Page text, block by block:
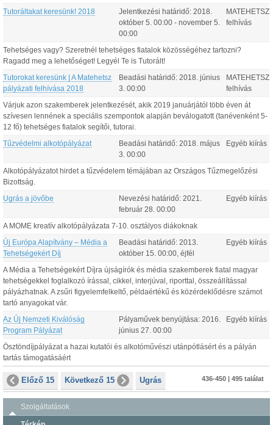
Tutoráltakat keresünk! 2018 Jelentkezési határidő: 2018.
október 5 00:00 - november 5
00:00
MATEHETSZ
felhívás
Tehetséges vagy? Szeretnél tehetséges fiatalok közösségéhez tartozni?
Ragadd meg a lehetőséget! Legyél Te is Tutorált!
Tutorokat keresünk | A Matehetsz
pályázati felhívása 2018
Beadási határidő: 2018. június
3 00:00
MATEHETSZ
felhívás
Várjuk azon szakemberek jelentkezését, akik 2019 januárjától több éven át
szívesen lennének a speciális szempontok alapján beválogatott (tanévenként 5-
12 fő) tehetséges fiatalok segítői, tutorai.
Tűzvédelmi alkotópályázat Beadási határidő: 2018. május
3 00:00
Egyéb kiírás
Alkotópályázatot hirdet a tűzvédelem témájában az Országos Tűzmegelőzési
Bizottság.
Ugrás a jövőbe Nevezési határidő: 2021.
február 28 00:00
Egyéb kiírás
A MOME kreatív alkotópályázata 7-10. osztályos diákoknak
Új Európa Alapítvány – Média a
Tehetségekért Díj
Beadási határidő: 2013.
október 15 00:00 , éjfél
Egyéb kiírás
A Média a Tehetségekért Díjra újságírók és média szakemberek fiatal magyar
tehetségekkel foglalkozó írással, cikkel, interjúval, riporttal, összeállítással
pályázhatnak. A zsűri figyelemfelkeltő, példaértékű és közérdeklődésre számot
tartó anyagokat vár.
Az Új Nemzeti Kiválóság
Program Pályázat
Pályaművek benyújtása: 2016.
június 27 00:00
Egyéb kiírás
Ösztöndíjpályázat a hazai kutatói és alkotóművészi utánpótlásért és a pályán
tartás támogatásáért
Előző 15 Következő 15 Ugrás 436-450 | 495 találat
Szolgáltatások